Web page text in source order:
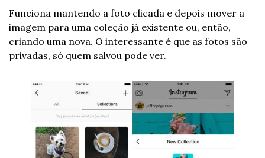
Funciona mantendo a foto clicada e depois mover a
imagem para uma coleção já existente ou, então,
criando uma nova. O interessante é que as fotos são
privadas, só quem salvou pode ver.